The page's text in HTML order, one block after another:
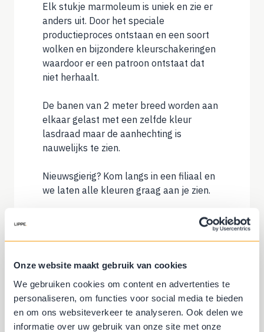
Onze website maakt gebruik van cookies
We gebruiken cookies om content en advertenties te
personaliseren, om functies voor social media te bieden
en om ons websiteverkeer te analyseren. Ook delen we
informatie over uw gebruik van onze site met onze
Elk stukje marmoleum is uniek en zie er
anders uit. Door het speciale
productieproces ontstaan en een soort
wolken en bijzondere kleurschakeringen
waardoor er een patroon ontstaat dat
niet herhaalt.
De banen van 2 meter breed worden aan
elkaar gelast met een zelfde kleur
lasdraad maar de aanhechting is
nauwelijks te zien.
Nieuwsgierig? Kom langs in een filiaal en
we laten alle kleuren graag aan je zien.
Ondervloer inspectie